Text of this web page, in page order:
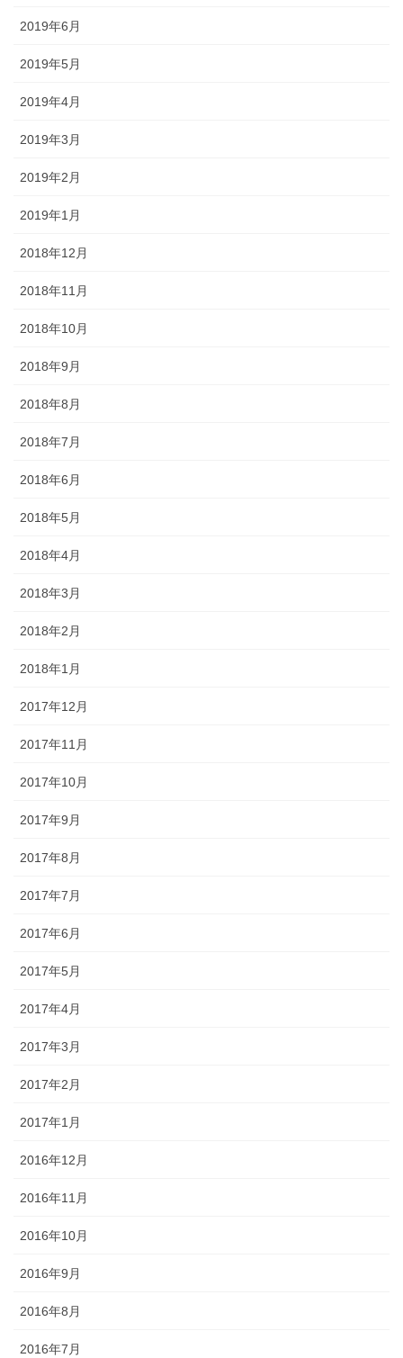
2019年6月
2019年5月
2019年4月
2019年3月
2019年2月
2019年1月
2018年12月
2018年11月
2018年10月
2018年9月
2018年8月
2018年7月
2018年6月
2018年5月
2018年4月
2018年3月
2018年2月
2018年1月
2017年12月
2017年11月
2017年10月
2017年9月
2017年8月
2017年7月
2017年6月
2017年5月
2017年4月
2017年3月
2017年2月
2017年1月
2016年12月
2016年11月
2016年10月
2016年9月
2016年8月
2016年7月